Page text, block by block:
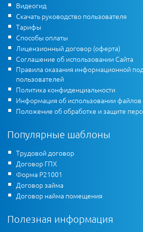
Видеогид
Скачать руководство пользователя
Тарифы
Способы оплаты
Лицензионный договор (оферта)
Соглашение об использовании Сайта
Правила оказания информационной
пользователей
Политика конфиденциальности
Информация об использовании файлов
Положение об обработке и защите
Популярные шаблоны
Трудовой договор
Договор ГПХ
Форма Р21001
Договор займа
Договор найма помещения
Полезная информация